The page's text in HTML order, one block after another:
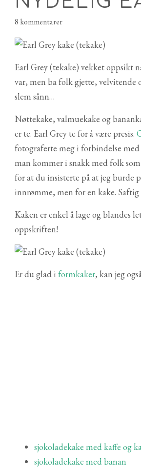
8 kommentarer
Earl Grey (tekake) vekket oppsikt
var, men ba folk gjette, velvitende
slem sånn…
Nøttekake, valmuekake og
er te. Earl Grey te for å være presis.
fotograferte meg i forbindelse med
man kommer i snakk med folk
for at du insisterte på at jeg burde
innrømme, men for en kake.
Kaken er enkel å lage og blandes
oppskriften!
Er du glad i formkaker, kan jeg
sjokoladekake med kaffe og
sjokoladekake med banan